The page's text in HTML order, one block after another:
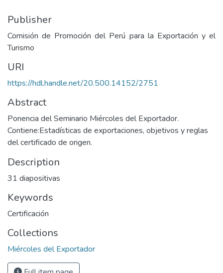
Publisher
Comisión de Promoción del Perú para la Exportación y el
Turismo
URI
https://hdl.handle.net/20.500.14152/2751
Abstract
Ponencia del Seminario Miércoles del Exportador.
Contiene:Estadísticas de exportaciones, objetivos y reglas
del certificado de origen.
Description
31 diapositivas
Keywords
Certificación
Collections
Miércoles del Exportador